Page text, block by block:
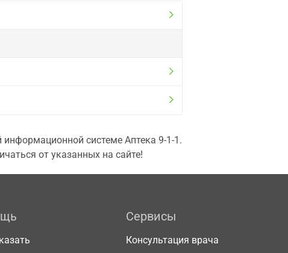
системе Аптека 9-1-1.
от указанных на сайте!
Сервисы
Консультация врача